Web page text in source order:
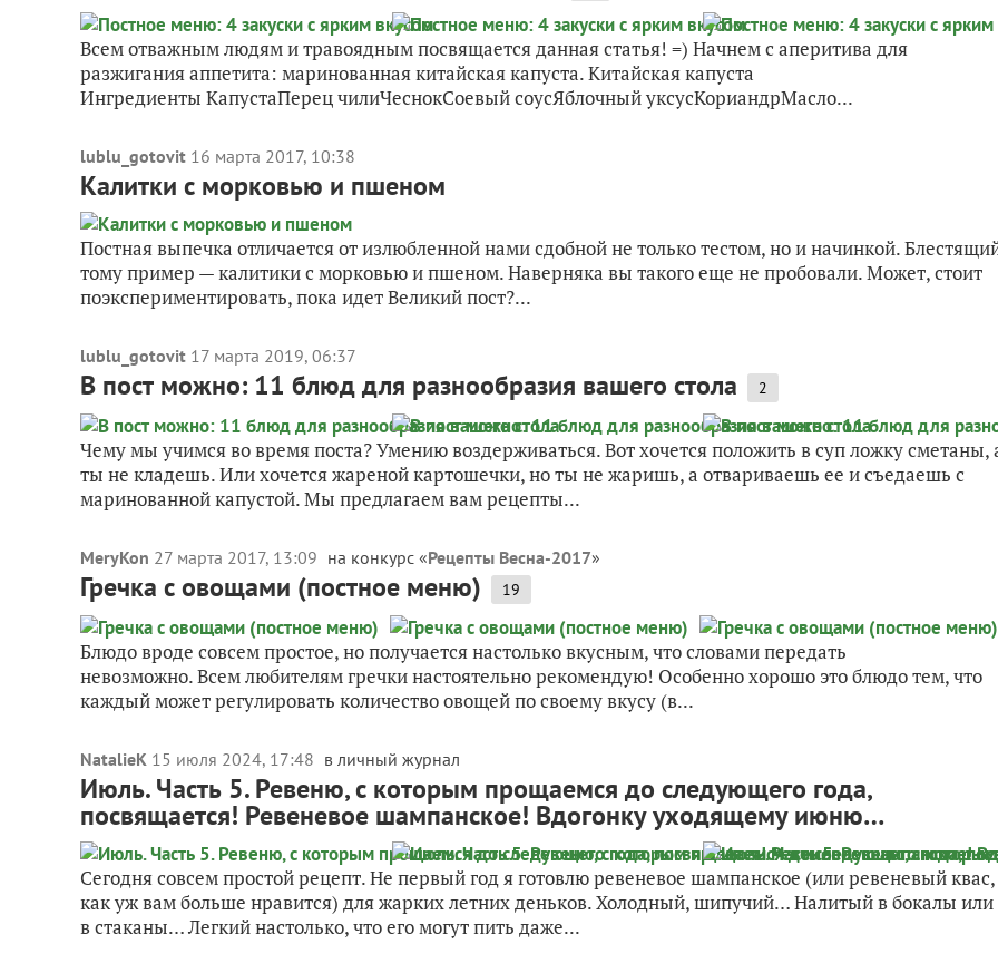
Всем отважным людям и травоядным посвящается данная статья! =) Начнем с аперитива для
разжигания аппетита: маринованная китайская капуста. Китайская капуста
Ингредиенты КапустаПерец чилиЧеснокСоевый соусЯблочный уксусКориандрМасло...
lublu_gotovit 16 марта 2017, 10:38
Калитки с морковью и пшеном
Постная выпечка отличается от излюбленной нами сдобной не только тестом, но и начинкой.
тому пример — калитики с морковью и пшеном. Наверняка вы такого еще не пробовали. Может, стоит
поэкспериментировать, пока идет Великий пост?...
lublu_gotovit 17 марта 2019, 06:37
В пост можно: 11 блюд для разнообразия вашего стола 2
Чему мы учимся во время поста? Умению воздерживаться. Вот хочется положить в суп ложку сметаны,
ты не кладешь. Или хочется жареной картошечки, но ты не жаришь, а отвариваешь ее и съедаешь с
маринованной капустой. Мы предлагаем вам рецепты...
MeryKon 27 марта 2017, 13:09 на конкурс «Рецепты Весна-2017»
Гречка с овощами (постное меню) 19
Блюдо вроде совсем простое, но получается настолько вкусным, что словами передать
невозможно. Всем любителям гречки настоятельно рекомендую! Особенно хорошо это блюдо тем, что
каждый может регулировать количество овощей по своему вкусу (в...
NatalieK 15 июля 2024, 17:48 в личный журнал
Июль. Часть 5. Ревеню, с которым прощаемся до следующего года,
посвящается! Ревеневое шампанское! Вдогонку уходящему июню…
Сегодня совсем простой рецепт. Не первый год я готовлю ревеневое шампанское (или ревеневый квас,
как уж вам больше нравится) для жарких летних деньков. Холодный, шипучий… Налитый в бокалы или
в стаканы… Легкий настолько, что его могут пить даже...